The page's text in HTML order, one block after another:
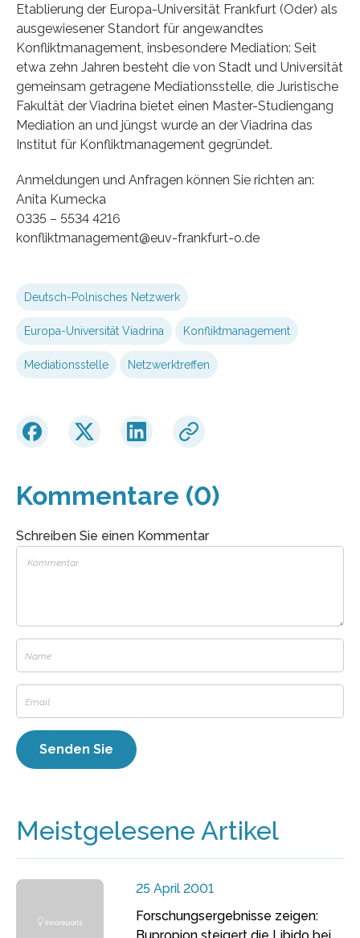
Etablierung der Europa-Universität Frankfurt (Oder) als
ausgewiesener Standort für angewandtes
Konfliktmanagement, insbesondere Mediation: Seit
etwa zehn Jahren besteht die von Stadt und Universität
gemeinsam getragene Mediationsstelle, die Juristische
Fakultät der Viadrina bietet einen Master-Studiengang
Mediation an und jüngst wurde an der Viadrina das
Institut für Konfliktmanagement gegründet.
Anmeldungen und Anfragen können Sie richten an:
Anita Kumecka
0335 – 5534 4216
konfliktmanagement@euv-frankfurt-o.de
Deutsch-Polnisches Netzwerk
Europa-Universität Viadrina Konfliktmanagement
Mediationsstelle Netzwerktreffen
Kommentare (0)
Schreiben Sie einen Kommentar
Meistgelesene Artikel
25 April 2001
Forschungsergebnisse zeigen:
Bupropion steigert die Libido bei